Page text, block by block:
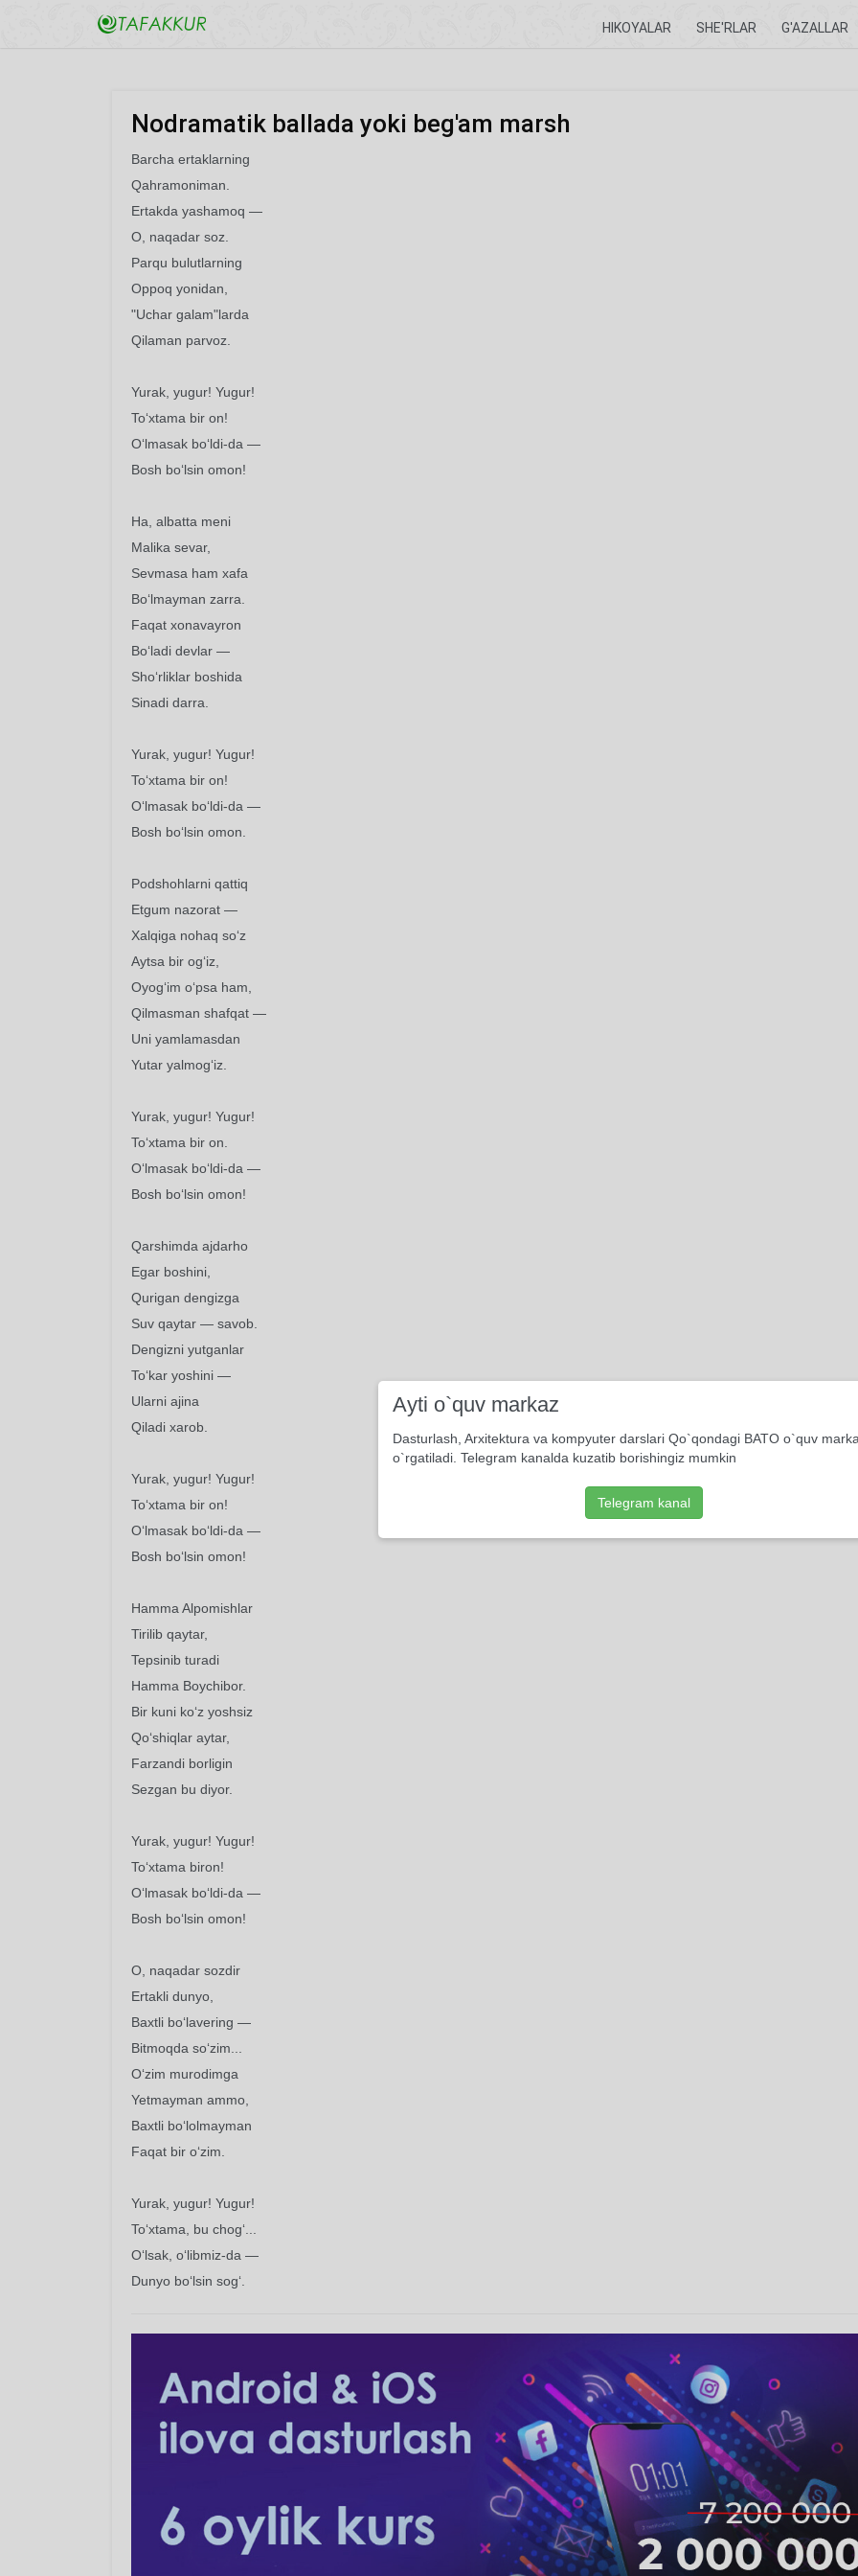
HIKOYALAR SHE'RLAR G'AZALLAR
Nodramatik ballada yoki beg'am marsh
Barcha ertaklarning
Qahramoniman.
Ertakda yashamoq —
O, naqadar soz.
Parqu bulutlarning
Oppoq yonidan,
"Uchar galam"larda
Qilaman parvoz.
Yurak, yugur! Yugur!
To‘xtama bir on!
O‘lmasak bo‘ldi-da —
Bosh bo‘lsin omon!
Ha, albatta meni
Malika sevar,
Sevmasa ham xafa
Bo‘lmayman zarra.
Faqat xonavayron
Bo‘ladi devlar —
Sho‘rliklar boshida
Sinadi darra.
Yurak, yugur! Yugur!
To‘xtama bir on!
O‘lmasak bo‘ldi-da —
Bosh bo‘lsin omon.
Podshohlarni qattiq
Etgum nazorat —
Xalqiga nohaq so‘z
Aytsa bir og‘iz,
Oyog‘im o‘psa ham,
Qilmasman shafqat —
Uni yamlamasdan
Yutar yalmog‘iz.
Yurak, yugur! Yugur!
To‘xtama bir on.
O‘lmasak bo‘ldi-da —
Bosh bo‘lsin omon!
Qarshimda ajdarho
Egar boshini,
Qurigan dengizga
Suv qaytar — savob.
Dengizni yutganlar
To‘kar yoshini —
Ularni ajina
Qiladi xarob.
Yurak, yugur! Yugur!
To‘xtama bir on!
O‘lmasak bo‘ldi-da —
Bosh bo‘lsin omon!
Hamma Alpomishlar
Tirilib qaytar,
Tepsinib turadi
Hamma Boychibor.
Bir kuni ko‘z yoshsiz
Qo‘shiqlar aytar,
Farzandi borligin
Sezgan bu diyor.
Yurak, yugur! Yugur!
To‘xtama biron!
O‘lmasak bo‘ldi-da —
Bosh bo‘lsin omon!
O, naqadar sozdir
Ertakli dunyo,
Baxtli bo‘lavering —
Bitmoqda so‘zim...
O‘zim murodimga
Yetmayman ammo,
Baxtli bo‘lolmayman
Faqat bir o‘zim.
Yurak, yugur! Yugur!
To‘xtama, bu chog‘...
O‘lsak, o‘libmiz-da —
Dunyo bo‘lsin sog‘.
Ayti o`quv markaz
Dasturlash, Arxitektura va kompyuter darslari Qo`qondagi BATO o`quv
o`rgatiladi. Telegram kanalda kuzatib borishingiz mumkin
Telegram kanal